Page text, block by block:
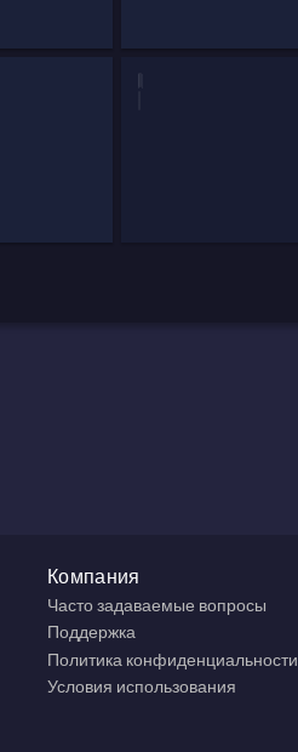
Компания
Часто задаваемые вопросы
Поддержка
Политика конфиденциальности
Условия использования